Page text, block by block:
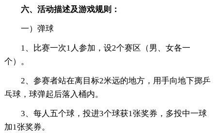
六、活动描述及游戏规则：
一）弹球
1、比赛一次1人参加，设2个赛区（男、女各一
个）。
2、参赛者站在离目标2米远的地方，用手向地下掷乒
乓球，球弹起后落入桶内。
3、每人五个球，投进3个球获1张奖券，多投中一球
加1张奖券。